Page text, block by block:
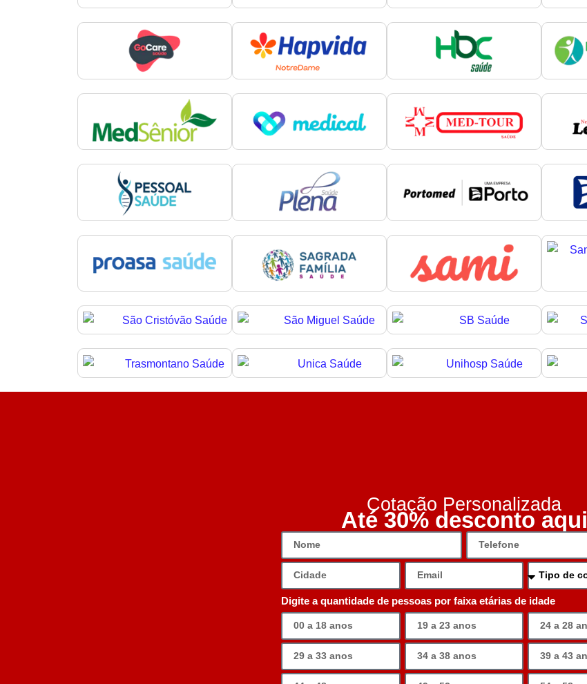
Cotação Personalizada
Até 30% desconto aqui
Digite a quantidade de pessoas por faixa etárias de idade